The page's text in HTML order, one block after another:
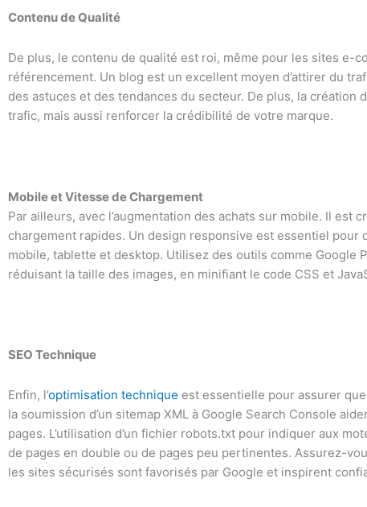
Contenu de Qualité
De plus, le contenu de qualité est roi, même pour les sites e-
référencement. Un blog est un excellent moyen d’attirer du
des astuces et des tendances du secteur. De plus, la
trafic, mais aussi renforcer la crédibilité de votre marque.
Mobile et Vitesse de Chargement
Par ailleurs, avec l’augmentation des achats sur mobile. Il
chargement rapides. Un design responsive est essentiel pour
mobile, tablette et desktop. Utilisez des outils comme
réduisant la taille des images, en minifiant le code CSS et
SEO Technique
Enfin, l’optimisation technique est essentielle pour assurer
la soumission d’un sitemap XML à Google Search Console
pages. L’utilisation d’un fichier robots.txt pour indiquer aux
de pages en double ou de pages peu pertinentes. Assurez-
les sites sécurisés sont favorisés par Google et inspirent